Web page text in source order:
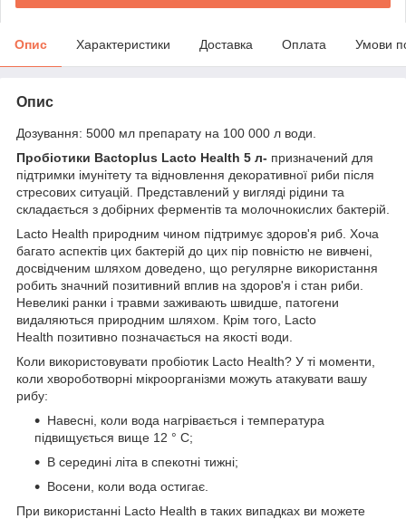
Опис Характеристики Доставка Оплата Умови
Опис
Дозування: 5000 мл препарату на 100 000 л води.
Пробіотики Bactoplus Lacto Health 5 л- призначений для
підтримки імунітету та відновлення декоративної риби після
стресових ситуацій. Представлений у вигляді рідини та
складається з добірних ферментів та молочнокислих бактерій.
Lacto Health природним чином підтримує здоров'я риб. Хоча
багато аспектів цих бактерій до цих пір повністю не вивчені,
досвідченим шляхом доведено, що регулярне використання
робить значний позитивний вплив на здоров'я і стан риби.
Невеликі ранки і травми заживають швидше, патогени
видаляються природним шляхом. Крім того, Lacto
Health позитивно позначається на якості води.
Коли використовувати пробіотик Lacto Health? У ті моменти,
коли хвороботворні мікроорганізми можуть атакувати вашу
рибу:
Навесні, коли вода нагрівається і температура
підвищується вище 12 ° C;
В середині літа в спекотні тижні;
Восени, коли вода остигає.
При використанні Lacto Health в таких випадках ви можете